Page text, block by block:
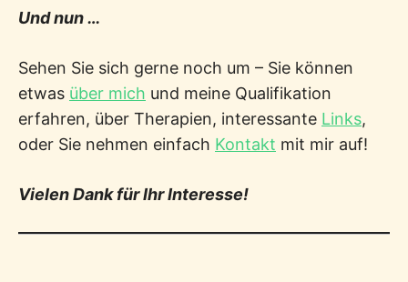
Und nun …
Sehen Sie sich gerne noch um – Sie können
etwas über mich und meine Qualifikation
erfahren, über Therapien, interessante Links,
oder Sie nehmen einfach Kontakt mit mir auf!
Vielen Dank für Ihr Interesse!